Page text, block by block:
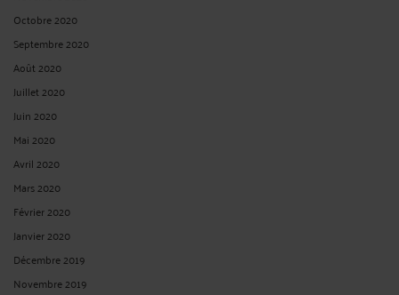
Octobre 2020
Septembre 2020
Août 2020
Juillet 2020
Juin 2020
Mai 2020
Avril 2020
Mars 2020
Février 2020
Janvier 2020
Décembre 2019
Novembre 2019